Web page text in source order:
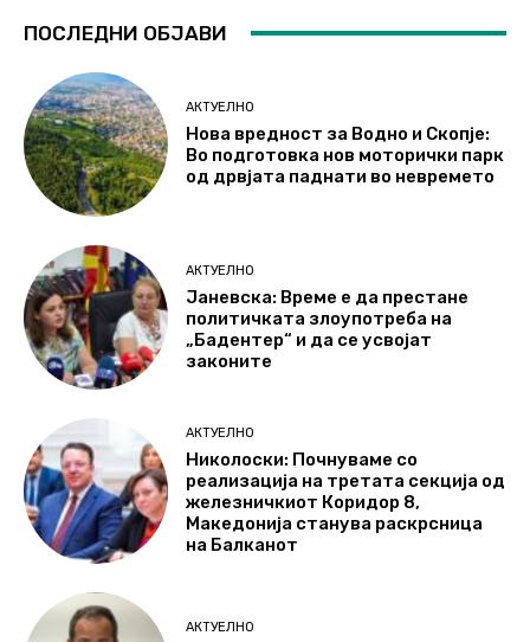
ПОСЛЕДНИ ОБЈАВИ
АКТУЕЛНО
Нова вредност за Водно и Скопје:
Во подготовка нов моторички парк
од дрвјата паднати во невремето
АКТУЕЛНО
Јаневска: Време е да престане
политичката злоупотреба на
„Бадентер“ и да се усвојат
законите
АКТУЕЛНО
Николоски: Почнуваме со
реализација на третата секција од
железничкиот Коридор 8,
Македонија станува раскрсница
на Балканот
АКТУЕЛНО